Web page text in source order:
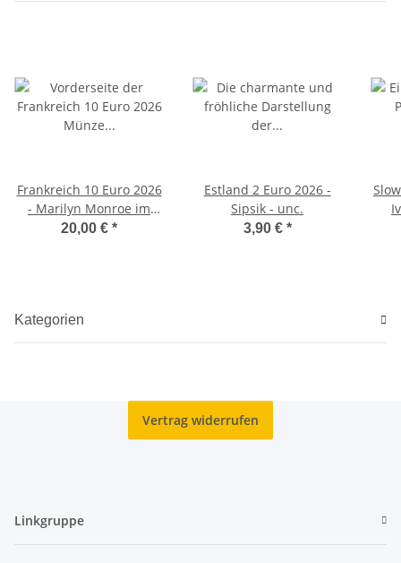
Frankreich 10 Euro 2026
- Marilyn Monroe im
Blister
20,00 € *
Estland 2 Euro 2026 -
Sipsik - unc.
3,90 € *
Kategorien
Vertrag widerrufen
Linkgruppe